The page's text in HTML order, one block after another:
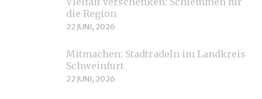
die Region
22 JUNI, 2026
Mitmachen: Stadtradeln im Landkreis
Schweinfurt
22 JUNI, 2026